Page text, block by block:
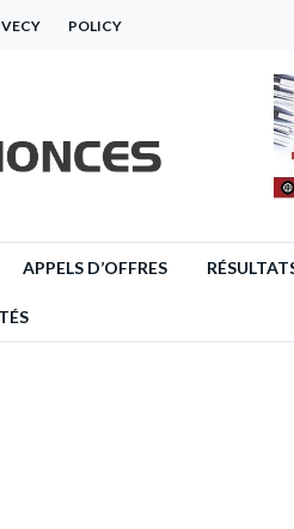
POLICY
APPELS D’OFFRES